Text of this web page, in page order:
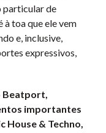
particular de
toa que ele vem
e, inclusive,
expressivos,
Beatport,
importantes
House & Techno,